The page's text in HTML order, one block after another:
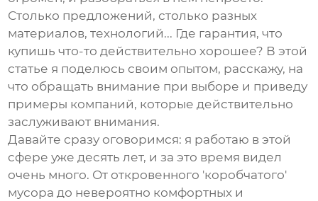
Столько предложений, столько разных
материалов, технологий... Где гарантия, что
купишь что-то действительно хорошее? В этой
статье я поделюсь своим опытом, расскажу, на
что обращать внимание при выборе и приведу
примеры компаний, которые действительно
заслуживают внимания.
Давайте сразу оговоримся: я работаю в этой
сфере уже десять лет, и за это время видел
очень много. От откровенного 'коробчатого'
мусора до невероятно комфортных и